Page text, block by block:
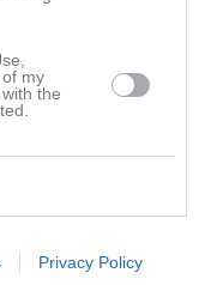
my
the
Privacy Policy